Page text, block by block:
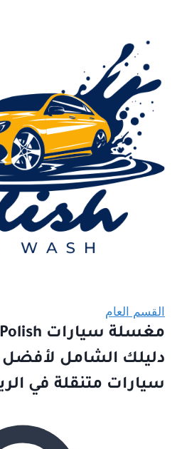
القسم العام
دليلك الشامل لأفضل
سيارات متنقلة في الرياض 2025